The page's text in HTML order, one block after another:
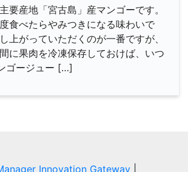
要産地「宮古島」産マンゴーです。
食べたらやみつきになる味わいで
上がっていただくのが一番ですが、
に果肉を冷凍保存しておけば、いつ
ゴージュー […]
Innovation Gateway